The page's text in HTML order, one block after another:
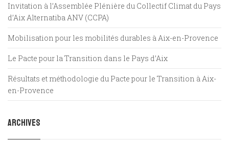
Invitation à l’Assemblée Plénière du Collectif Climat du Pays
d’Aix Alternatiba ANV (CCPA)
Mobilisation pour les mobilités durables à Aix-en-Provence
Le Pacte pour la Transition dans le Pays d’Aix
Résultats et méthodologie du Pacte pour le Transition à Aix-
en-Provence
Archives